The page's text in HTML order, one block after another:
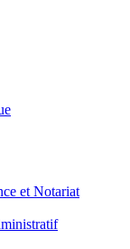
et Notariat